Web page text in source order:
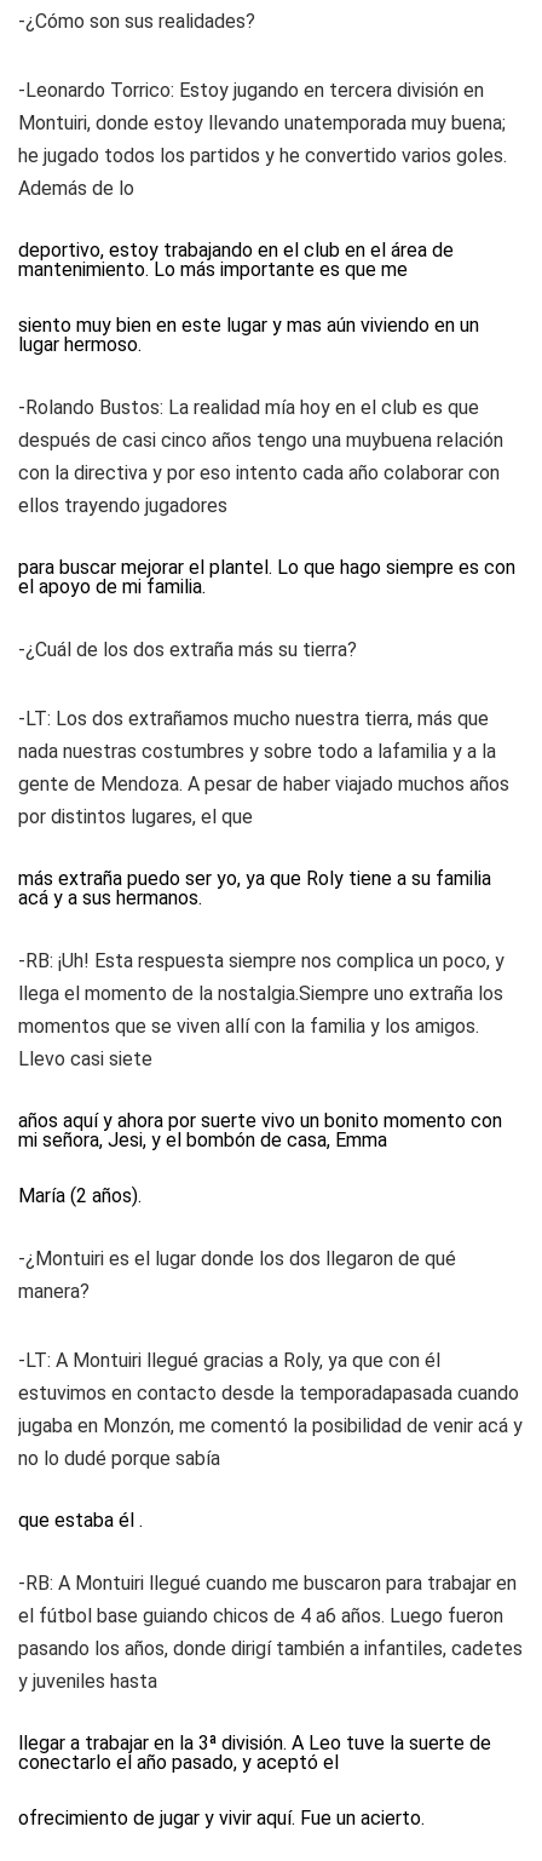
-¿Cómo son sus realidades?
-Leonardo Torrico: Estoy jugando en tercera división en
Montuiri, donde estoy llevando unatemporada muy buena;
he jugado todos los partidos y he convertido varios goles.
Además de lo
deportivo, estoy trabajando en el club en el área de
mantenimiento. Lo más importante es que me
siento muy bien en este lugar y mas aún viviendo en un
lugar hermoso.
-Rolando Bustos: La realidad mía hoy en el club es que
después de casi cinco años tengo una muybuena relación
con la directiva y por eso intento cada año colaborar con
ellos trayendo jugadores
para buscar mejorar el plantel. Lo que hago siempre es con
el apoyo de mi familia.
-¿Cuál de los dos extraña más su tierra?
-LT: Los dos extrañamos mucho nuestra tierra, más que
nada nuestras costumbres y sobre todo a lafamilia y a la
gente de Mendoza. A pesar de haber viajado muchos años
por distintos lugares, el que
más extraña puedo ser yo, ya que Roly tiene a su familia
acá y a sus hermanos.
-RB: ¡Uh! Esta respuesta siempre nos complica un poco, y
llega el momento de la nostalgia.Siempre uno extraña los
momentos que se viven allí con la familia y los amigos.
Llevo casi siete
años aquí y ahora por suerte vivo un bonito momento con
mi señora, Jesi, y el bombón de casa, Emma
María (2 años).
-¿Montuiri es el lugar donde los dos llegaron de qué
manera?
-LT: A Montuiri llegué gracias a Roly, ya que con él
estuvimos en contacto desde la temporadapasada cuando
jugaba en Monzón, me comentó la posibilidad de venir acá y
no lo dudé porque sabía
que estaba él .
-RB: A Montuiri llegué cuando me buscaron para trabajar en
el fútbol base guiando chicos de 4 a6 años. Luego fueron
pasando los años, donde dirigí también a infantiles, cadetes
y juveniles hasta
llegar a trabajar en la 3ª división. A Leo tuve la suerte de
conectarlo el año pasado, y aceptó el
ofrecimiento de jugar y vivir aquí. Fue un acierto.